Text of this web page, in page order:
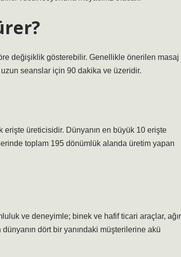
değişiklik gösterebilir. Genellikle önerilen masaj
seanslar için 90 dakika ve üzeridir.
erişte üreticisidir. Dünyanın en büyük 10 erişte
toplam 195 dönümlük alanda üretim yapan
ve deneyimle; binek ve hafif ticari araçlar, ağır
dört bir yanındaki müşterilerine akü